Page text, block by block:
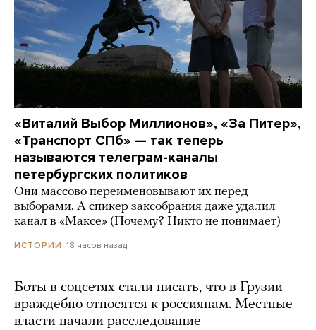
«Виталий Выбор Миллионов», «За Питер»,
«Транспорт СПб» — так теперь
называются телеграм-каналы
петербургских политиков
Они массово переименовывают их перед
выборами. А спикер заксобрания даже удалил
канал в «Максе» (Почему? Никто не понимает)
ИСТОРИИ 18 часов назад
Боты в соцсетях стали писать, что в Грузии
враждебно относятся к россиянам. Местные
власти начали расследование